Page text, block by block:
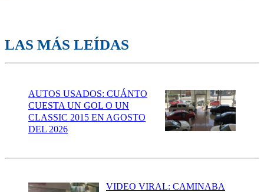
LAS MÁS LEÍDAS
AUTOS USADOS: CUÁNTO
CUESTA UN GOL O UN
CLASSIC 2015 EN AGOSTO
DEL 2026
VIDEO VIRAL: CAMINABA